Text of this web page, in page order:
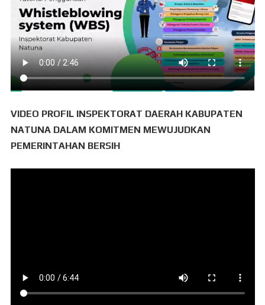
VIDEO PROFIL INSPEKTORAT DAERAH KABUPATEN
NATUNA DALAM KOMITMEN MEWUJUDKAN
PEMERINTAHAN BERSIH